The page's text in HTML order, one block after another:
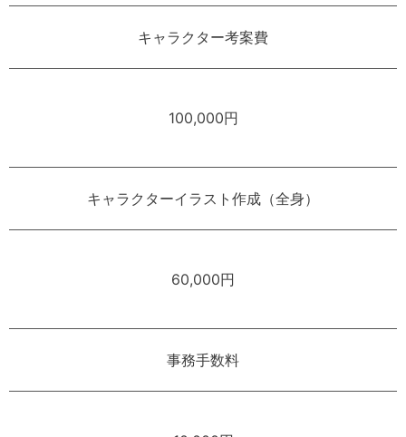
キャラクター考案費
100,000円
キャラクターイラスト作成（全身）
60,000円
事務手数料